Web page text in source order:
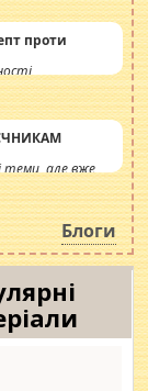
проти
теми, але вже
інсенуації
Блоги